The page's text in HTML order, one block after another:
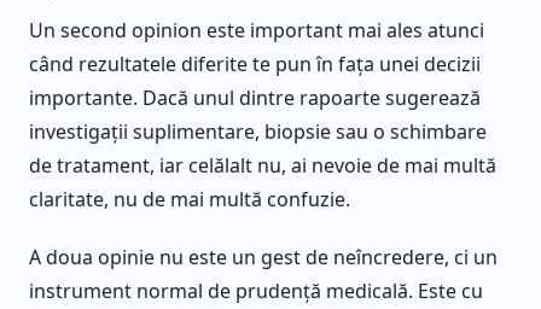
Un second opinion este important mai ales atunci
când rezultatele diferite te pun în fața unei decizii
importante. Dacă unul dintre rapoarte sugerează
investigații suplimentare, biopsie sau o schimbare
de tratament, iar celălalt nu, ai nevoie de mai multă
claritate, nu de mai multă confuzie.
A doua opinie nu este un gest de neîncredere, ci un
instrument normal de prudență medicală. Este cu